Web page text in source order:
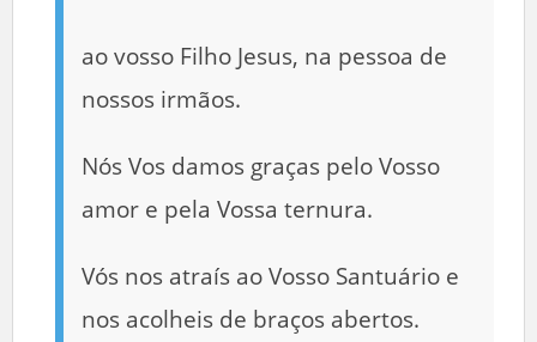
ao vosso Filho Jesus, na pessoa de
nossos irmãos.
Nós Vos damos graças pelo Vosso
amor e pela Vossa ternura.
Vós nos atraís ao Vosso Santuário e
nos acolheis de braços abertos.